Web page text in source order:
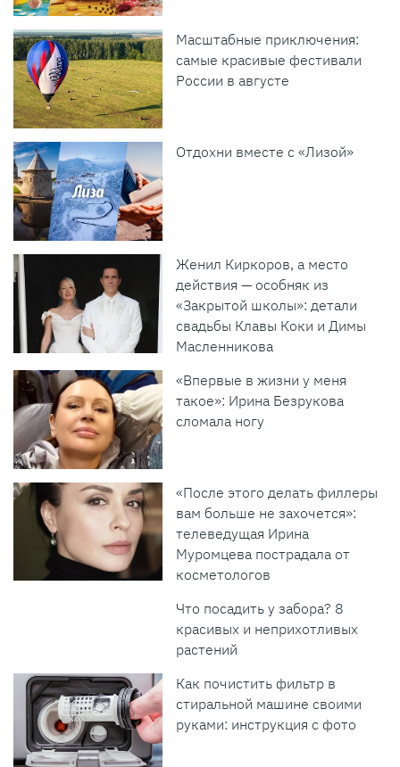
Масштабные приключения:
самые красивые фестивали
России в августе
Отдохни вместе с «Лизой»
Женил Киркоров, а место
действия — особняк из
«Закрытой школы»: детали
свадьбы Клавы Коки и Димы
Масленникова
«Впервые в жизни у меня
такое»: Ирина Безрукова
сломала ногу
«После этого делать филлеры
вам больше не захочется»:
телеведущая Ирина
Муромцева пострадала от
косметологов
Что посадить у забора? 8
красивых и неприхотливых
растений
Как почистить фильтр в
стиральной машине своими
руками: инструкция с фото